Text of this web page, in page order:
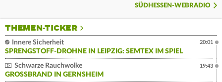
SÜDHESSEN-WEBRADIO
THEMEN-TICKER
Innere Sicherheit
SPRENGSTOFF-DROHNE IN LEIPZIG: SEMTEX IM SPIEL
20:01
Schwarze Rauchwolke
GROSSBRAND IN GERNSHEIM
19:43